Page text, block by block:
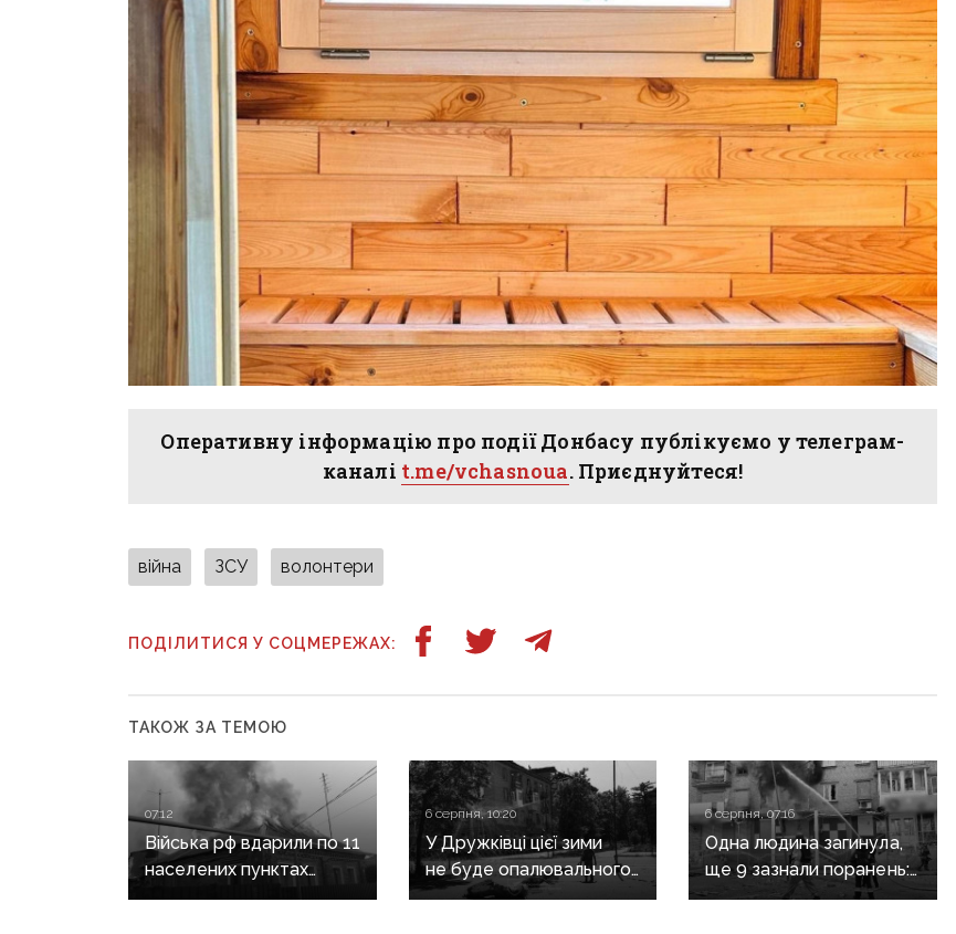
Оперативну інформацію про події Донбасу публікуємо у телеграм-
каналі t.me/vchasnoua. Приєднуйтеся!
війна ЗСУ волонтери
ПОДІЛИТИСЯ У СОЦМЕРЕЖАХ:
ТАКОЖ ЗА ТЕМОЮ
07:12
Війська рф вдарили по 11
населених пунктах
Донеччини: одна людина
6 серпня, 10:20
У Дружківці цієї зими
не буде опалювального
сезону: фронт
6 серпня, 07:16
Одна людина загинула,
ще 9 зазнали поранень:
воєнні злочини